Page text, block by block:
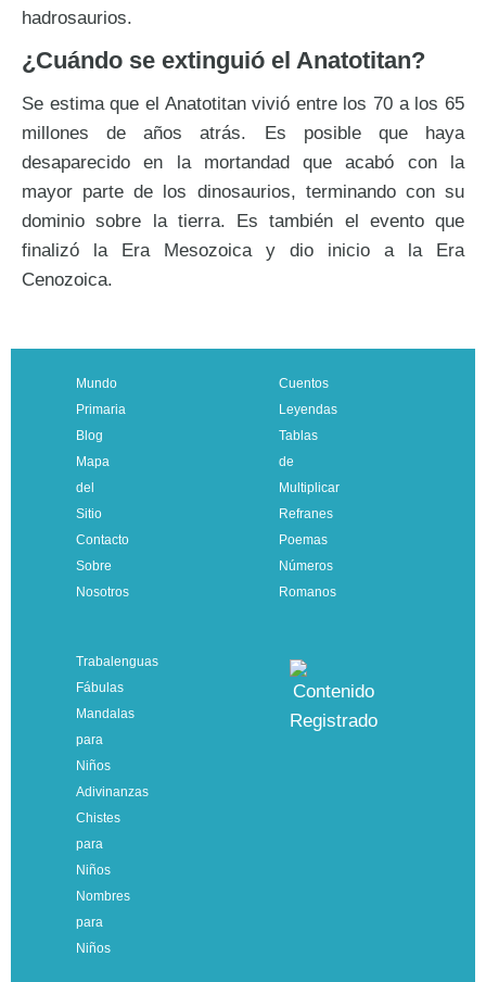
hadrosaurios.
¿Cuándo se extinguió el Anatotitan?
Se estima que el Anatotitan vivió entre los 70 a los 65
millones de años atrás. Es posible que haya
desaparecido en la mortandad que acabó con la
mayor parte de los dinosaurios, terminando con su
dominio sobre la tierra. Es también el evento que
finalizó la Era Mesozoica y dio inicio a la Era
Cenozoica.
Mundo
Primaria
Blog
Mapa
del
Sitio
Contacto
Sobre
Nosotros
Cuentos
Leyendas
Tablas
de
Multiplicar
Refranes
Poemas
Números
Romanos
Trabalenguas
Fábulas
Mandalas
para
Niños
Adivinanzas
Chistes
para
Niños
Nombres
para
Niños